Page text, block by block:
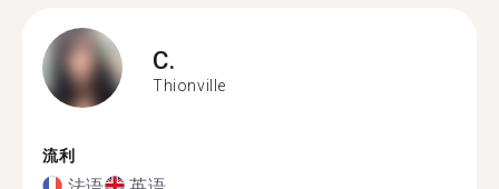
C.
Thionville
流利